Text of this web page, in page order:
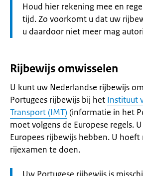
op:
Houd hier rekening mee en
tijd. Zo voorkomt u dat uw
u daardoor niet meer mag
Rijbewijs omwisselen
U kunt uw Nederlandse rijbewijs
Portugees rijbewijs bij het Instituut
Transport (IMT)(informatie in het
moet volgens de Europese regels.
Europees rijbewijs hebben. U
rijexamen te doen.
Let